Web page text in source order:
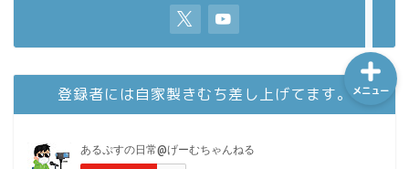
登録者には自家製きむち差し上げてます。 メニュー